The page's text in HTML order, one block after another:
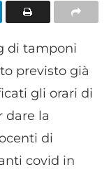
di tamponi
previsto già
gli orari di
dare la
di
covid in